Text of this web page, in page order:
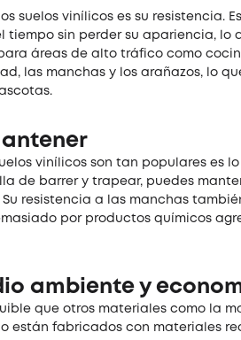
suelos vinílicos es su resistencia.
tiempo sin perder su apariencia, lo
áreas de alto tráfico como
las manchas y los arañazos, lo
vinílicos son tan populares es
de barrer y trapear, puedes
resistencia a las manchas
por productos químicos
ambiente y
que otros materiales como la
están fabricados con materiales